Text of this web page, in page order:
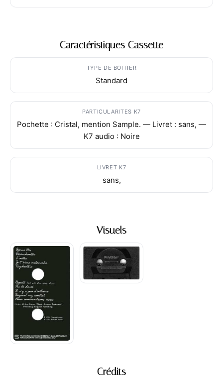
Caractéristiques Cassette
TYPE DE BOITIER
Standard
PARTICULARITES K7
Pochette : Cristal, mention Sample. — Livret : sans, —
K7 audio : Noire
LIVRET K7
sans,
Visuels
Crédits